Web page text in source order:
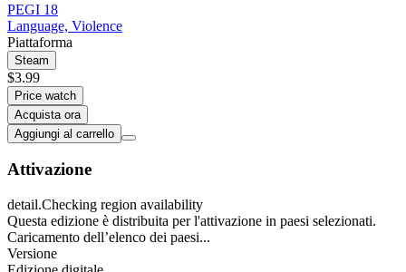
PEGI 18
Language, Violence
Piattaforma
Steam
$3.99
Price watch
Acquista ora
Aggiungi al carrello
Attivazione
detail.Checking region availability
Questa edizione è distribuita per l'attivazione in paesi selezionati.
Caricamento dell’elenco dei paesi...
Versione